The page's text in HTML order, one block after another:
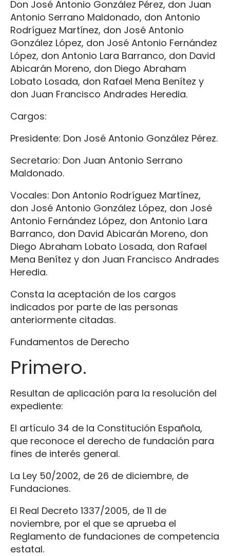
Don José Antonio González Pérez, don Juan
Antonio Serrano Maldonado, don Antonio
Rodríguez Martínez, don José Antonio
González López, don José Antonio Fernández
López, don Antonio Lara Barranco, don David
Abicarán Moreno, don Diego Abraham
Lobato Losada, don Rafael Mena Benítez y
don Juan Francisco Andrades Heredia.
Cargos:
Presidente: Don José Antonio González Pérez.
Secretario: Don Juan Antonio Serrano
Maldonado.
Vocales: Don Antonio Rodríguez Martínez,
don José Antonio González López, don José
Antonio Fernández López, don Antonio Lara
Barranco, don David Abicarán Moreno, don
Diego Abraham Lobato Losada, don Rafael
Mena Benítez y don Juan Francisco Andrades
Heredia.
Consta la aceptación de los cargos
indicados por parte de las personas
anteriormente citadas.
Fundamentos de Derecho
Primero.
Resultan de aplicación para la resolución del
expediente:
El artículo 34 de la Constitución Española,
que reconoce el derecho de fundación para
fines de interés general.
La Ley 50/2002, de 26 de diciembre, de
Fundaciones.
El Real Decreto 1337/2005, de 11 de
noviembre, por el que se aprueba el
Reglamento de fundaciones de competencia
estatal.